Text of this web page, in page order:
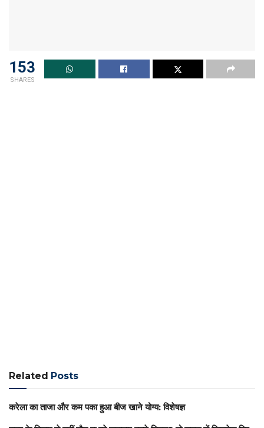
153
SHARES
Related Posts
करेला का ताजा और कम पका हुआ बीज खाने योग्य: विशेषज्ञ